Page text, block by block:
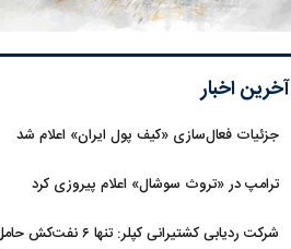
آخرین اخبار
جزئیات فعال‌سازی «کیف پول ایران» اعلام شد
ترامپ در «تروث سوشال» اعلام پیروزی کرد
شرکت ردیابی کشتیرانی